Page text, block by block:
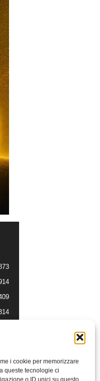
i cookie per memorizzare
queste tecnologie ci
o ID unici su questo